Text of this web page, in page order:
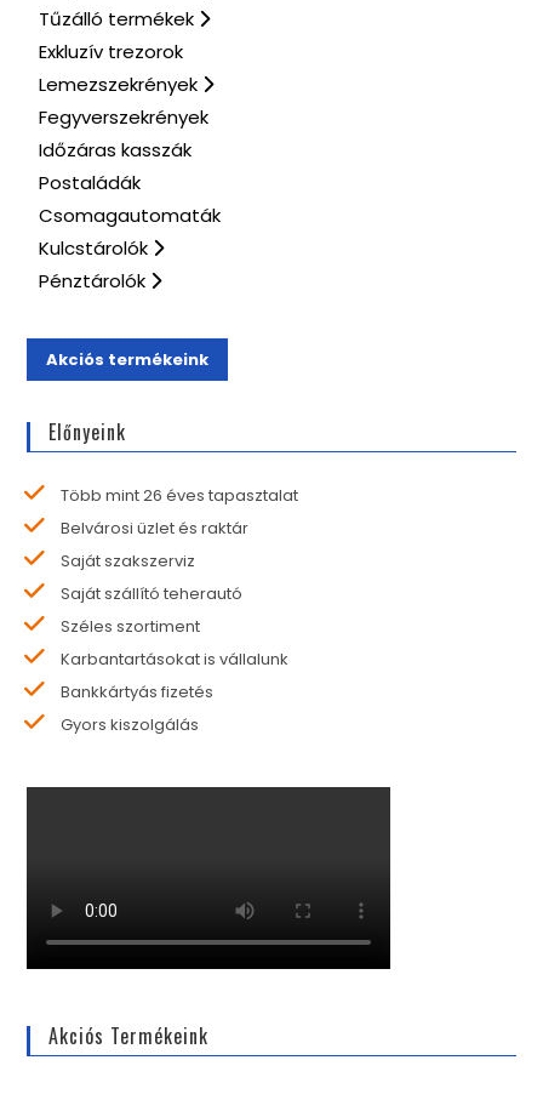
Tűzálló termékek
Exkluzív trezorok
Lemezszekrények
Fegyverszekrények
Időzáras kasszák
Postaládák
Csomagautomaták
Kulcstárolók
Pénztárolók
Akciós termékeink
Előnyeink
Több mint 26 éves tapasztalat
Belvárosi üzlet és raktár
Saját szakszerviz
Saját szállító teherautó
Széles szortiment
Karbantartásokat is vállalunk
Bankkártyás fizetés
Gyors kiszolgálás
Akciós Termékeink